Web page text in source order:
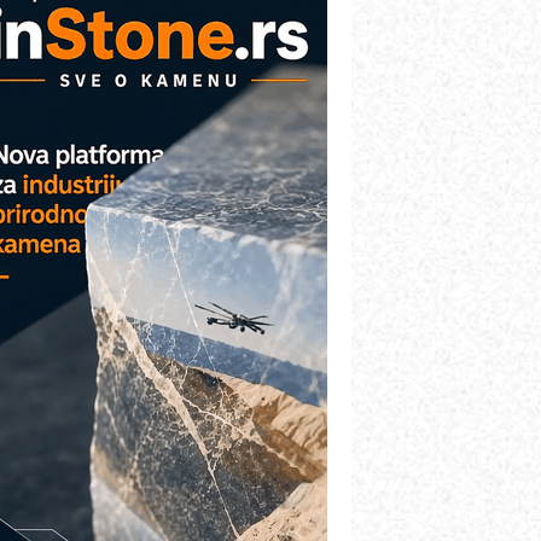
- Lim i mašine za savremena